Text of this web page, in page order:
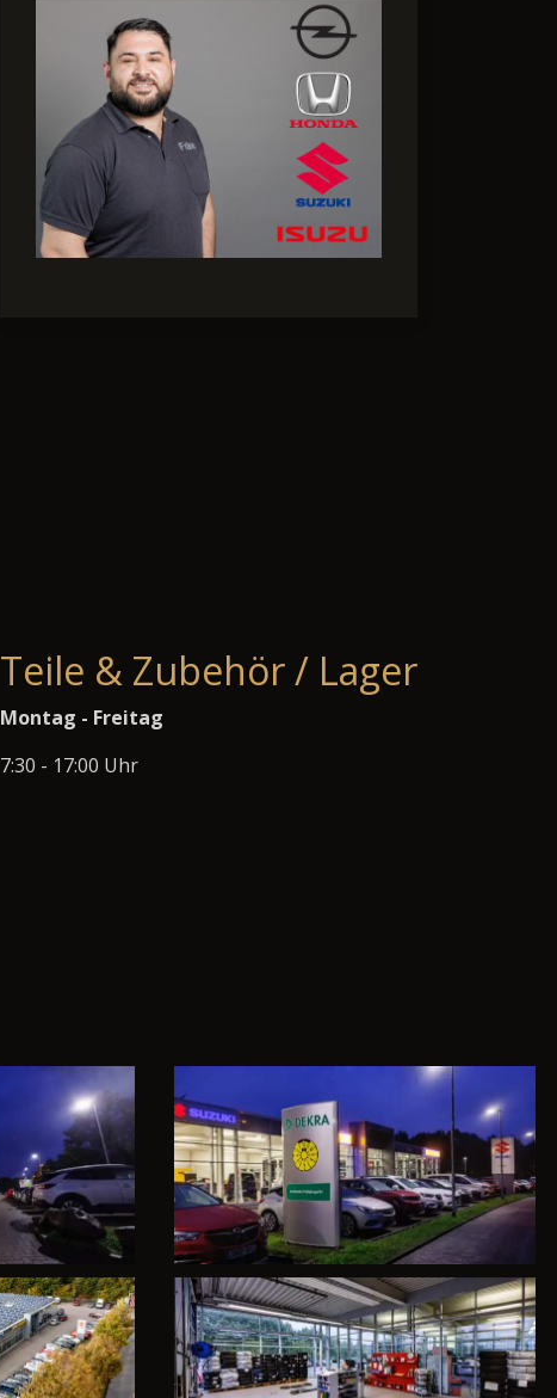
Teile & Zubehör / Lager
Montag - Freitag
7:30 - 17:00 Uhr